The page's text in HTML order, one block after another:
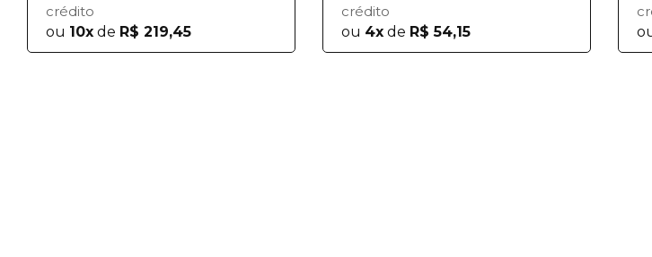
crédito
ou 10x de R$ 219,45
crédito
ou 4x de R$ 54,15